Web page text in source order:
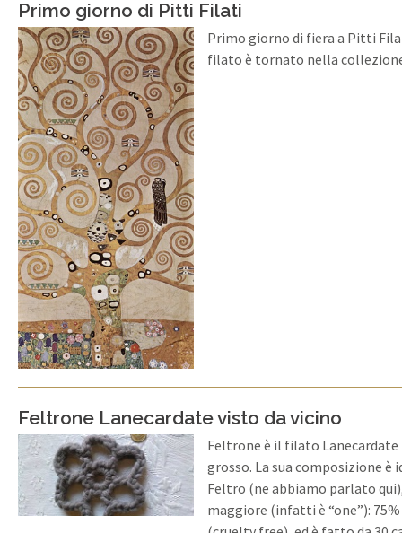
Primo giorno di Pitti Filati
Primo giorno di fiera a Pitti
filato è tornato nella
Feltrone Lanecardate visto da vicino
Feltrone è il filato
grosso. La sua composizione è
Feltro (ne abbiamo parlato
maggiore (infatti è “one”):